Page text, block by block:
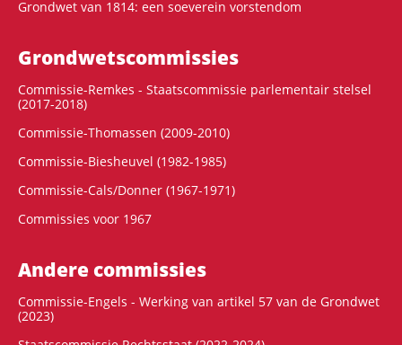
Grondwet van 1814: een soeverein vorstendom
Grondwets­commissies
Commissie-Remkes - Staatscommissie parlementair stelsel
(2017-2018)
Commissie-Thomassen (2009-2010)
Commissie-Biesheuvel (1982-1985)
Commissie-Cals/Donner (1967-1971)
Commissies voor 1967
Andere commissies
Commissie-Engels - Werking van artikel 57 van de Grondwet
(2023)